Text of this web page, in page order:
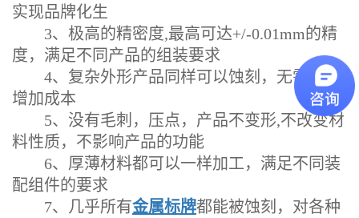
实现品牌化生
3、极高的精密度,最高可达+/-0.01mm的精
度，满足不同产品的组装要求
4、复杂外形产品同样可以蚀刻，无需额外
增加成本
5、没有毛刺，压点，产品不变形,不改变材
料性质，不影响产品的功能
6、厚薄材料都可以一样加工，满足不同装
配组件的要求
7、几乎所有金属标牌都能被蚀刻，对各种